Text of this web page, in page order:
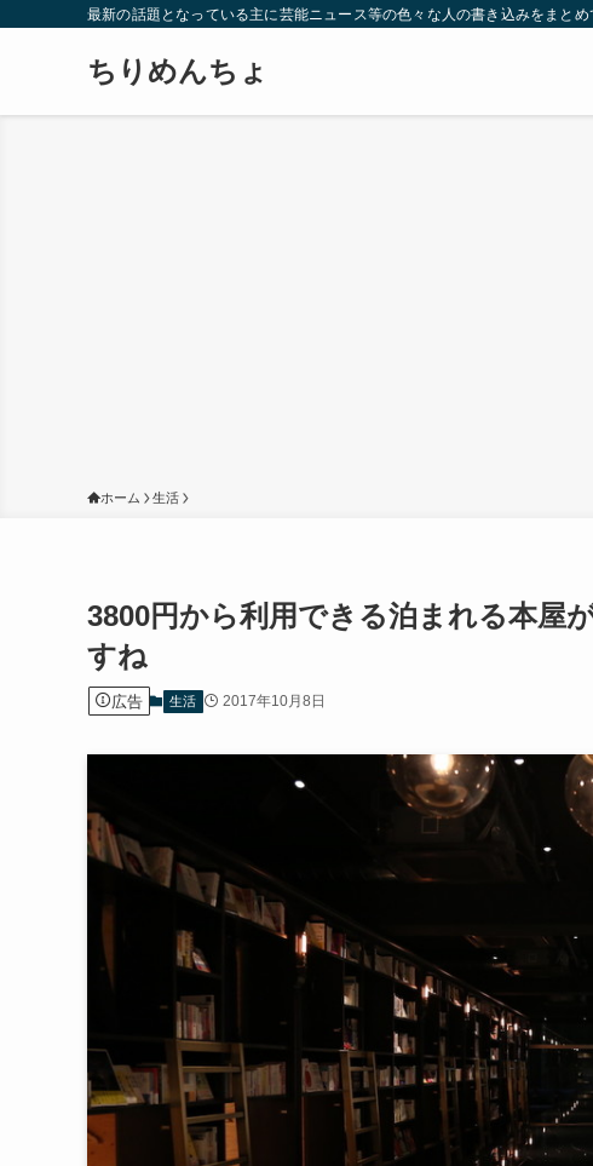
最新の話題となっている主に芸能ニュース等の色々な人の書き込みをまと
ちりめんちょ
ホーム 生活
3800円から利用できる泊まれる本屋
すね
広告 生活 2017年10月8日